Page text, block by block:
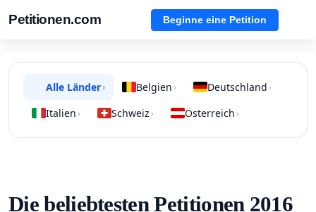
Petitionen.com Beginne eine Petition
Alle Länder› Belgien › Deutschland ›
Italien › Schweiz › Österreich ›
Die beliebtesten Petitionen 2016